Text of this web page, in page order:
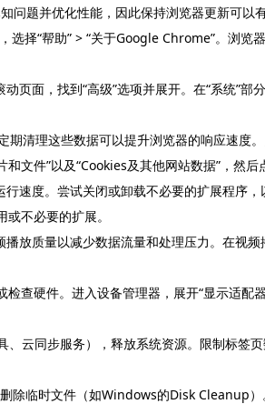
题并优化性能，因此保持浏览器更新可以
择“帮助” > “关于Google Chrome”。浏览
面，找到“高级”选项并展开。在“系统”部
清理这些数据可以提升浏览器的响应速度
文件”以及“Cookies及其他网站数据”，然后
速度。尝试关闭或卸载不必要的扩展程序
不必要的扩展。
放质量以减少数据流量和处理压力。在视
查硬件。进入设备管理器，展开“显示适配
云同步服务），释放系统资源。限制标签
除临时文件（如Windows的Disk Cleanup